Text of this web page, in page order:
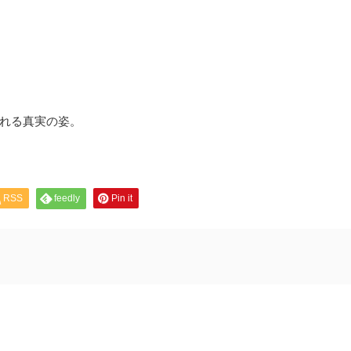
る真実の姿。
RSS feedly Pin it